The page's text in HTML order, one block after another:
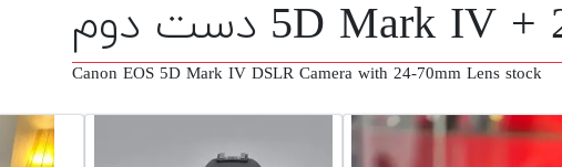
Canon EOS 5D Mark IV DSLR Camera with 24-70mm Lens stock